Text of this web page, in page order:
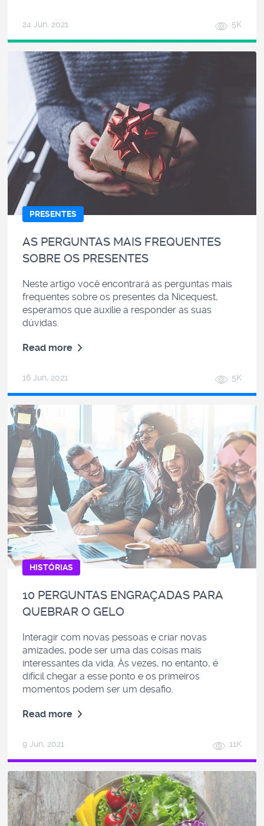
24 Jun, 2021 5K
PRESENTES
AS PERGUNTAS MAIS FREQUENTES
SOBRE OS PRESENTES
Neste artigo você encontrará as perguntas mais
frequentes sobre os presentes da Nicequest,
esperamos que auxilie a responder as suas
dúvidas.
Read more
16 Jun, 2021 5K
HISTÓRIAS
10 PERGUNTAS ENGRAÇADAS PARA
QUEBRAR O GELO
Interagir com novas pessoas e criar novas
amizades, pode ser uma das coisas mais
interessantes da vida. Às vezes, no entanto, é
difícil chegar a esse ponto e os primeiros
momentos podem ser um desafio.
Read more
9 Jun, 2021 11K